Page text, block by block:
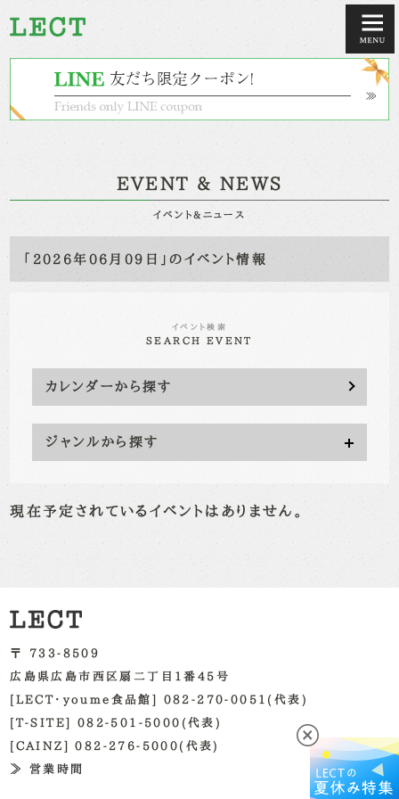
EVENT & NEWS
イベント&ニュース
「2026年06月09日」のイベント情報
イベント検索
SEARCH EVENT
カレンダーから探す
ジャンルから探す
現在予定されているイベントはありません。
〒 733-8509
広島県広島市西区扇二丁目1番45号
[LECT・youme食品館] 082-270-0051(代表)
[T-SITE] 082-501-5000(代表)
[CAINZ] 082-276-5000(代表)
≫ 営業時間